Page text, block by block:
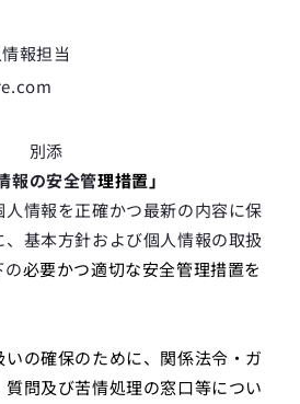
報担当
別添
報の安全管理措置」
情報を正確かつ最新の内容に保
基本方針および個人情報の取扱
の必要かつ適切な安全管理措置を
の確保のために、関係法令・ガ
問及び苦情処理の窓口等につい